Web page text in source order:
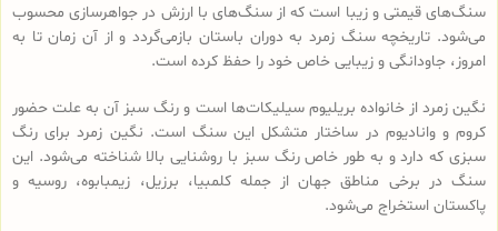
سنگ‌های قیمتی و زیبا است که از سنگ‌های با ارزش در جواهرسازی محسوب
می‌شود. تاریخچه سنگ زمرد به دوران باستان بازمی‌گردد و از آن زمان تا به
امروز، جاودانگی و زیبایی خاص خود را حفظ کرده است.
نگین زمرد از خانواده بریلیوم سیلیکات‌ها است و رنگ سبز آن به علت حضور
کروم و وانادیوم در ساختار متشکل این سنگ است. نگین زمرد برای رنگ
سبزی که دارد و به طور خاص رنگ سبز با روشنایی بالا شناخته می‌شود. این
سنگ در برخی مناطق جهان از جمله کلمبیا، برزیل، زیمبابوه، روسیه و
پاکستان استخراج می‌شود.